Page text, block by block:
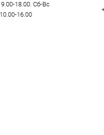
18.00. Сб-Вс
10.00-16.00